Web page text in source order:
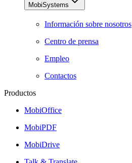
MobiSystems
Información sobre nosotros
Centro de prensa
Empleo
Contactos
Productos
MobiOffice
MobiPDF
MobiDrive